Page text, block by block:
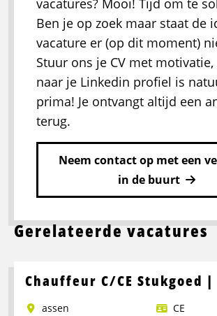
vacatures? Mooi! Tijd om te
Ben je op zoek maar staat de
vacature er (op dit moment)
Stuur ons je CV met
naar je Linkedin profiel is
prima! Je ontvangt altijd een
terug.
Neem contact op met een
in de buurt
Gerelateerde vacatures
Chauffeur C/CE Stukgoed |
assen
CE